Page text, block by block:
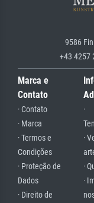
9586
+43 4257
Marca e
Contato
· Contato
· Marca
· Termos e
Condições
· Proteção de
Dados
· Direito de
·
·
·
·